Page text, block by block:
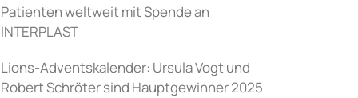
Patienten weltweit mit Spende an
INTERPLAST
Lions-Adventskalender: Ursula Vogt und
Robert Schröter sind Hauptgewinner 2025